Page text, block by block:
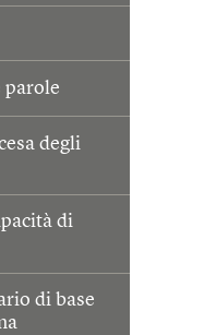
parole
degli
di
di base